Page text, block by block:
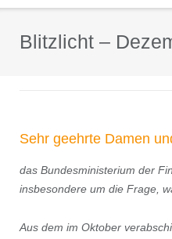
Blitzlicht –
Sehr geehrte Damen
das Bundesministerium der
insbesondere um die Frage,
Aus dem im Oktober